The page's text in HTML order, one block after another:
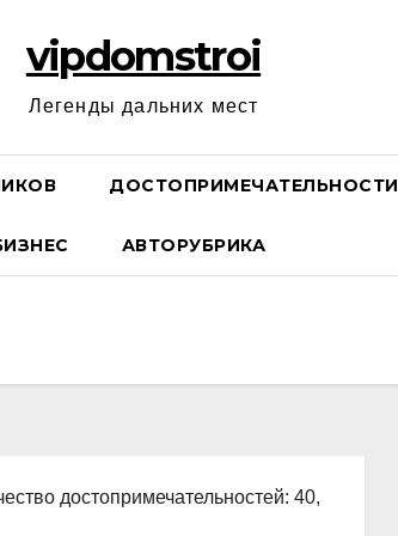
vipdomstroi
Легенды дальних мест
ДОСТОПРИМЕЧАТЕЛЬНОСТИ
АВТОРУБРИКА
достопримечательностей: 40,